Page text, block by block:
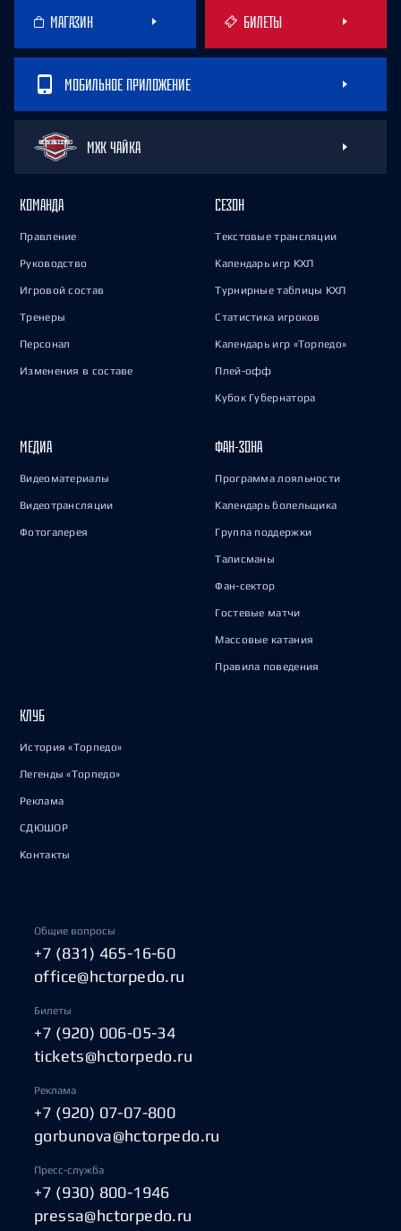
МАГАЗИН БИЛЕТЫ
МОБИЛЬНОЕ ПРИЛОЖЕНИЕ
МХК ЧАЙКА
КОМАНДА
Правление
Руководство
Игровой состав
Тренеры
Персонал
Изменения в составе
СЕЗОН
Текстовые трансляции
Календарь игр КХЛ
Турнирные таблицы КХЛ
Статистика игроков
Календарь игр «Торпедо»
Плей-офф
Кубок Губернатора
МЕДИА
Видеоматериалы
Видеотрансляции
Фотогалерея
ФАН-ЗОНА
Программа лояльности
Календарь болельщика
Группа поддержки
Талисманы
Фан-сектор
Гостевые матчи
Массовые катания
Правила поведения
КЛУБ
История «Торпедо»
Легенды «Торпедо»
Реклама
СДЮШОР
Контакты
Общие вопросы
+7 (831) 465-16-60
office@hctorpedo.ru
Билеты
+7 (920) 006-05-34
tickets@hctorpedo.ru
Реклама
+7 (920) 07-07-800
gorbunova@hctorpedo.ru
Пресс-служба
+7 (930) 800-1946
pressa@hctorpedo.ru